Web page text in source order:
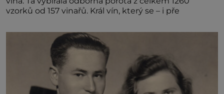
vzorků od 157 vinařů. Král vín, který se – i pře